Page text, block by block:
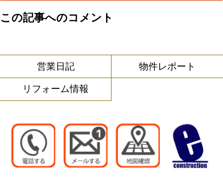
この記事へのコメント
営業日記 物件レポート
リフォーム情報